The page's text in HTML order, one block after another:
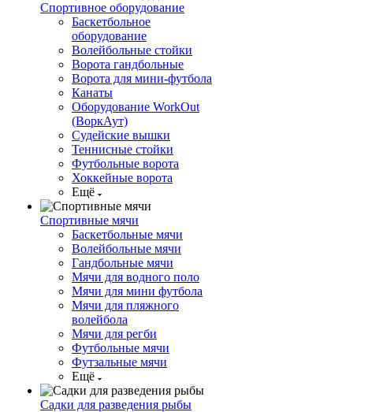
Спортивное оборудование
Баскетбольное
оборудование
Волейбольные стойки
Ворота гандбольные
Ворота для мини-футбола
Канаты
Оборудование WorkOut
(ВоркАут)
Судейские вышки
Теннисные стойки
Футбольные ворота
Хоккейные ворота
Ещё
Спортивные мячи
Баскетбольные мячи
Волейбольные мячи
Гандбольные мячи
Мячи для водного поло
Мячи для мини футбола
Мячи для пляжного
волейбола
Мячи для регби
Футбольные мячи
Футзальные мячи
Ещё
Садки для разведения рыбы